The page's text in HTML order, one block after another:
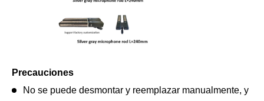
Precauciones
No se puede desmontar y reemplazar manualmente, y